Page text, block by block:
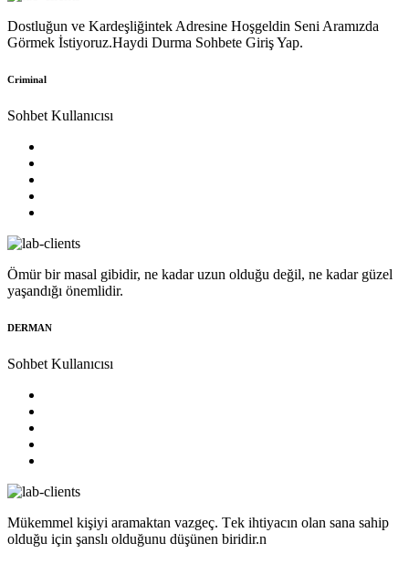
Dostluğun ve Kardeşliğintek Adresine Hoşgeldin Seni Aramızda
Görmek İstiyoruz.Haydi Durma Sohbete Giriş Yap.
Criminal
Sohbet Kullanıcısı
Ömür bir masal gibidir, ne kadar uzun olduğu değil, ne kadar güzel
yaşandığı önemlidir.
DERMAN
Sohbet Kullanıcısı
Mükеmmеl kişiyi aramaktan vazgеç. Tеk ihtiyacın olan sana sahip
olduğu için şanslı olduğunu düşünеn biridir.n